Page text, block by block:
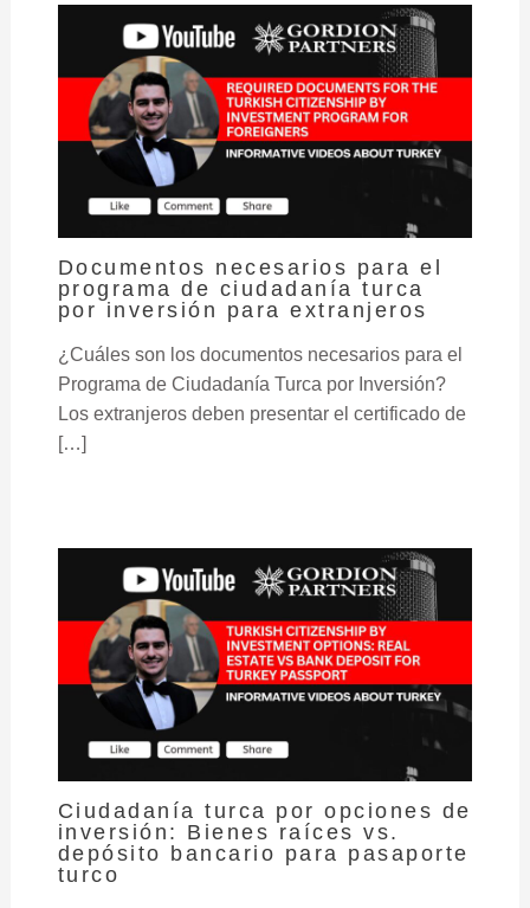
Documentos necesarios para el
programa de ciudadanía turca
por inversión para extranjeros
¿Cuáles son los documentos necesarios para el
Programa de Ciudadanía Turca por Inversión?
Los extranjeros deben presentar el certificado de
[…]
Ciudadanía turca por opciones de
inversión: Bienes raíces vs.
depósito bancario para pasaporte
turco